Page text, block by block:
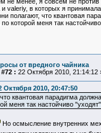
и valeriy, в которых я
полагают, что квантовая
по которой меня так
от вредного чайника
: 22 Октября 2010, 21:14:12
Октября 2010, 20:47:50
что квантовая парадигма
меня так настойчиво
Но осмысление внутренних